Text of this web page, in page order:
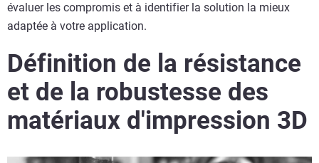
évaluer les compromis et à identifier la solution la mieux
adaptée à votre application.
Définition de la résistance
et de la robustesse des
matériaux d'impression 3D